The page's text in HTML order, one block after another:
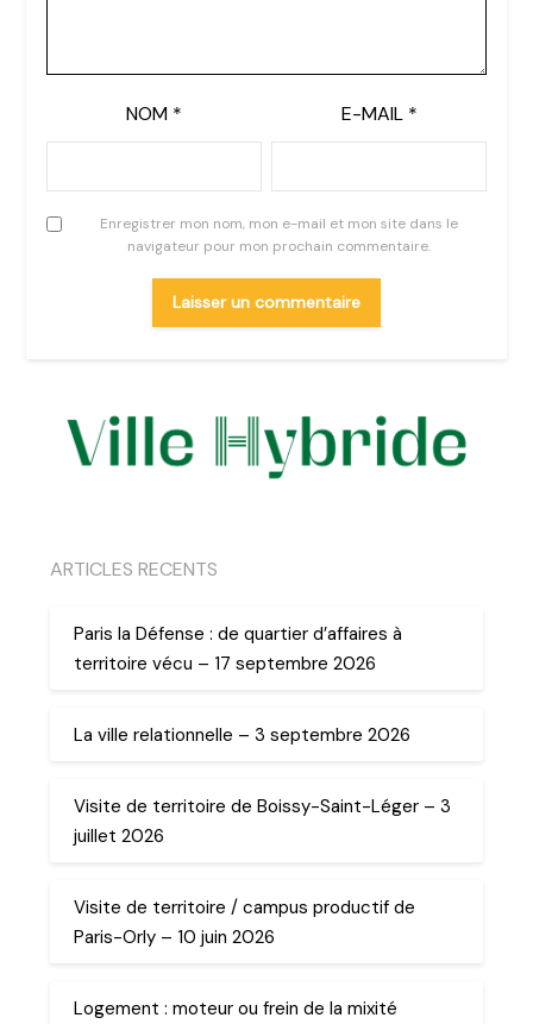
NOM * E-MAIL *
Enregistrer mon nom, mon e-mail et mon site dans le
navigateur pour mon prochain commentaire.
ARTICLES RECENTS
Paris la Défense : de quartier d’affaires à
territoire vécu – 17 septembre 2026
La ville relationnelle – 3 septembre 2026
Visite de territoire de Boissy-Saint-Léger – 3
juillet 2026
Visite de territoire / campus productif de
Paris-Orly – 10 juin 2026
Logement : moteur ou frein de la mixité